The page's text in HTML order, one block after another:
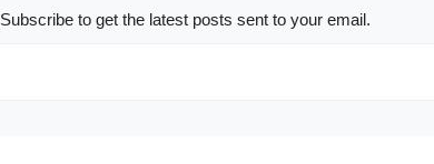
Subscribe to get the latest posts sent to your email.